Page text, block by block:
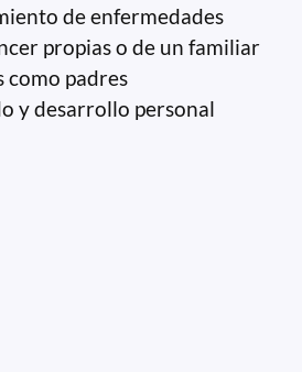
de enfermedades
propias o de un familiar
como padres
y desarrollo personal